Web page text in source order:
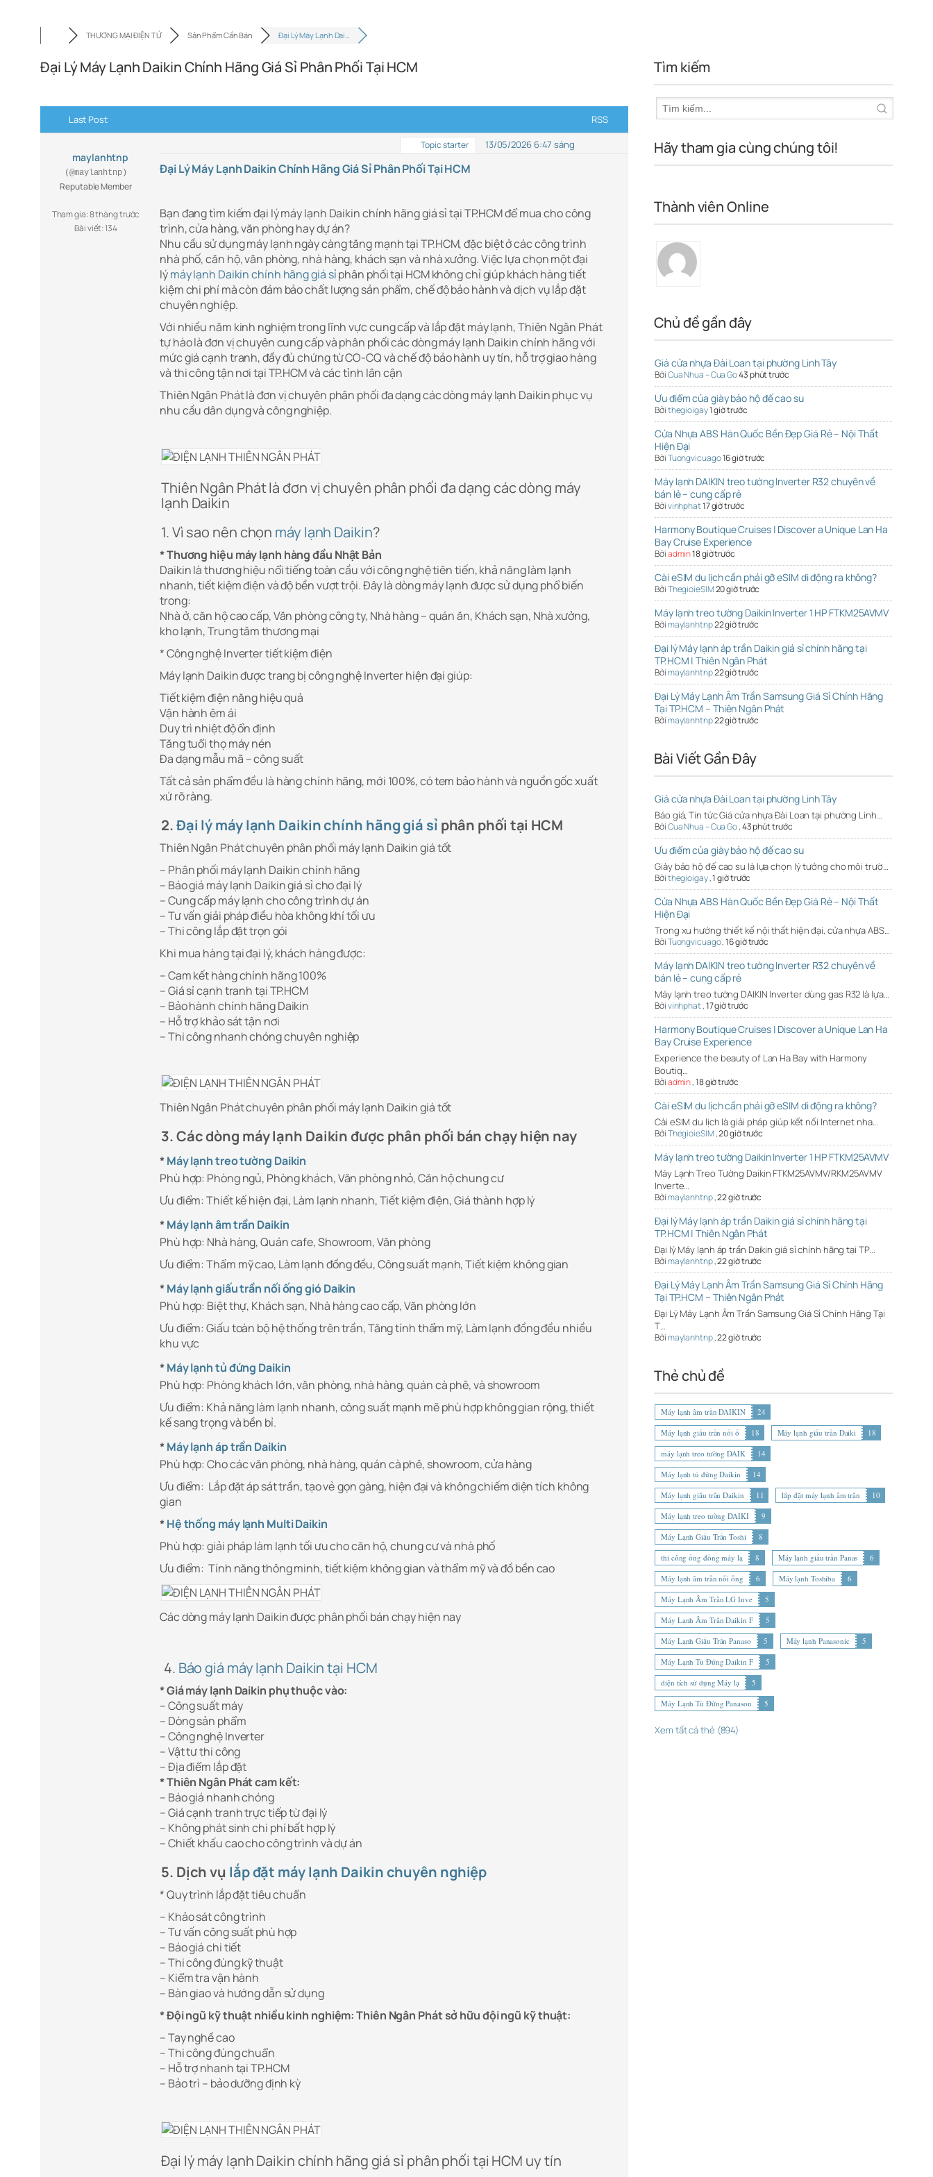
THƯƠNG MẠI ĐIỆN TỬ Sản Phẩm Cần Bán Đại Lý Máy Lạnh Dai…
Đại Lý Máy Lạnh Daikin Chính Hãng Giá Sỉ Phân Phối Tại HCM
Last Post RSS
maylanhtnp
(@maylanhtnp)
Reputable Member
Tham gia: 8 tháng trước
Bài viết: 134
Topic starter 13/05/2026 6:47 sáng
Đại Lý Máy Lạnh Daikin Chính Hãng Giá Sỉ Phân Phối Tại HCM
Bạn đang tìm kiếm đại lý máy lạnh Daikin chính hãng giá sỉ tại TP.HCM để mua cho công
trình, cửa hàng, văn phòng hay dự án?
Nhu cầu sử dụng máy lạnh ngày càng tăng mạnh tại TP.HCM, đặc biệt ở các công trình
nhà phố, căn hộ, văn phòng, nhà hàng, khách sạn và nhà xưởng. Việc lựa chọn một đại
lýmáy lạnh Daikin chính hãng giá sỉphân phối tại HCM không chỉ giúp khách hàng tiết
kiệm chi phí mà còn đảm bảo chất lượng sản phẩm, chế độ bảo hành và dịch vụ lắp đặt
chuyên nghiệp.
Với nhiều năm kinh nghiệm trong lĩnh vực cung cấp và lắp đặt máy lạnh, Thiên Ngân Phát
tự hào là đơn vị chuyên cung cấp và phân phối các dòng máy lạnh Daikin chính hãng với
mức giá cạnh tranh, đầy đủ chứng từ CO-CQ và chế độ bảo hành uy tín, hỗ trợ giao hàng
và thi công tận nơi tại TP.HCM và các tỉnh lân cận
Thiên Ngân Phát là đơn vị chuyên phân phối đa dạng các dòng máy lạnh Daikin phục vụ
nhu cầu dân dụng và công nghiệp.
Thiên Ngân Phát là đơn vị chuyên phân phối đa dạng các dòng máy
lạnh Daikin
1. Vì sao nên chọn máy lạnh Daikin?
* Thương hiệu máy lạnh hàng đầu Nhật Bản
Daikin là thương hiệu nổi tiếng toàn cầu với công nghệ tiên tiến, khả năng làm lạnh
nhanh, tiết kiệm điện và độ bền vượt trội. Đây là dòng máy lạnh được sử dụng phổ biến
trong:
Nhà ở, căn hộ cao cấp, Văn phòng công ty, Nhà hàng – quán ăn, Khách sạn, Nhà xưởng,
kho lạnh, Trung tâm thương mại
* Công nghệ Inverter tiết kiệm điện
Máy lạnh Daikin được trang bị công nghệ Inverter hiện đại giúp:
Tiết kiệm điện năng hiệu quả
Vận hành êm ái
Duy trì nhiệt độ ổn định
Tăng tuổi thọ máy nén
Đa dạng mẫu mã – công suất
Tất cả sản phẩm đều là hàng chính hãng, mới 100%, có tem bảo hành và nguồn gốc xuất
xứ rõ ràng.
2.Đại lý máy lạnh Daikin chính hãng giá sỉ phân phối tại HCM
Thiên Ngân Phát chuyên phân phối máy lạnh Daikin giá tốt
– Phân phối máy lạnh Daikin chính hãng
– Báo giá máy lạnh Daikin giá sỉ cho đại lý
– Cung cấp máy lạnh cho công trình dự án
– Tư vấn giải pháp điều hòa không khí tối ưu
– Thi công lắp đặt trọn gói
Khi mua hàng tại đại lý, khách hàng được:
– Cam kết hàng chính hãng 100%
– Giá sỉ cạnh tranh tại TP.HCM
– Bảo hành chính hãng Daikin
– Hỗ trợ khảo sát tận nơi
– Thi công nhanh chóng chuyên nghiệp
Thiên Ngân Phát chuyên phân phối máy lạnh Daikin giá tốt
3. Các dòng máy lạnh Daikin được phân phối bán chạy hiện nay
*Máy lạnh treo tường Daikin
Phù hợp: Phòng ngủ, Phòng khách, Văn phòng nhỏ, Căn hộ chung cư
Ưu điểm: Thiết kế hiện đại, Làm lạnh nhanh, Tiết kiệm điện, Giá thành hợp lý
*Máy lạnh âm trần Daikin
Phù hợp: Nhà hàng, Quán cafe, Showroom, Văn phòng
Ưu điểm: Thẩm mỹ cao, Làm lạnh đồng đều, Công suất mạnh, Tiết kiệm không gian
*Máy lạnh giấu trần nối ống gió Daikin
Phù hợp: Biệt thự, Khách sạn, Nhà hàng cao cấp, Văn phòng lớn
Ưu điểm: Giấu toàn bộ hệ thống trên trần, Tăng tính thẩm mỹ, Làm lạnh đồng đều nhiều
khu vực
*Máy lạnh tủ đứng Daikin
Phù hợp: Phòng khách lớn, văn phòng, nhà hàng, quán cà phê, và showroom
Ưu điểm: Khả năng làm lạnh nhanh, công suất mạnh mẽ phù hợp không gian rộng, thiết
kế sang trọng và bền bỉ.
*Máy lạnh áp trần Daikin
Phù hợp: Cho các văn phòng, nhà hàng, quán cà phê, showroom, cửa hàng
Ưu điểm: Lắp đặt áp sát trần, tạo vẻ gọn gàng, hiện đại và không chiếm diện tích không
gian
*Hệ thống máy lạnh Multi Daikin
Phù hợp: giải pháp làm lạnh tối ưu cho căn hộ, chung cư và nhà phố
Ưu điểm: Tính năng thông minh, tiết kiệm không gian và thẩm mỹ và đồ bền cao
Các dòng máy lạnh Daikin được phân phối bán chạy hiện nay
4. Báo giá máy lạnh Daikin tại HCM
* Giá máy lạnh Daikin phụ thuộc vào:
– Công suất máy
– Dòng sản phẩm
– Công nghệ Inverter
– Vật tư thi công
– Địa điểm lắp đặt
* Thiên Ngân Phát cam kết:
– Báo giá nhanh chóng
– Giá cạnh tranh trực tiếp từ đại lý
– Không phát sinh chi phí bất hợp lý
– Chiết khấu cao cho công trình và dự án
5. Dịch vụ lắp đặt máy lạnh Daikin chuyên nghiệp
* Quy trình lắp đặt tiêu chuẩn
– Khảo sát công trình
– Tư vấn công suất phù hợp
– Báo giá chi tiết
– Thi công đúng kỹ thuật
– Kiểm tra vận hành
– Bàn giao và hướng dẫn sử dụng
* Đội ngũ kỹ thuật nhiều kinh nghiệm: Thiên Ngân Phát sở hữu đội ngũ kỹ thuật:
– Tay nghề cao
– Thi công đúng chuẩn
– Hỗ trợ nhanh tại TP.HCM
– Bảo trì – bảo dưỡng định kỳ
Đại lý máy lạnh Daikin chính hãng giá sỉ phân phối tại HCM uy tín
Tìm kiếm
Hãy tham gia cùng chúng tôi!
Thành viên Online
Chủ đề gần đây
Giá cửa nhựa Đài Loan tại phường Linh Tây
BởiCua Nhua – Cua Go43 phút trước
Ưu điểm của giày bảo hộ đế cao su
Bởithegioigay1 giờ trước
Cửa Nhựa ABS Hàn Quốc Bền Đẹp Giá Rẻ – Nội Thất
Hiện Đại
BởiTuongvicuago16 giờ trước
Máy lạnh DAIKIN treo tường Inverter R32 chuyên về
bán lẻ – cung cấp rẻ
Bởivinhphat17 giờ trước
Harmony Boutique Cruises | Discover a Unique Lan Ha
Bay Cruise Experience
Bởiadmin18 giờ trước
Cài eSIM du lịch cần phải gỡ eSIM di động ra không?
BởiThegioieSIM20 giờ trước
Máy lạnh treo tường Daikin Inverter 1 HP FTKM25AVMV
Bởimaylanhtnp22 giờ trước
Đại lý Máy lạnh áp trần Daikin giá sỉ chính hãng tại
TP.HCM | Thiên Ngân Phát
Bởimaylanhtnp22 giờ trước
Đại Lý Máy Lạnh Âm Trần Samsung Giá Sỉ Chính Hãng
Tại TP.HCM – Thiên Ngân Phát
Bởimaylanhtnp22 giờ trước
Bài Viết Gần Đây
Giá cửa nhựa Đài Loan tại phường Linh Tây
Báo giá, Tin tức Giá cửa nhựa Đài Loan tại phường Linh…
BởiCua Nhua – Cua Go,43 phút trước
Ưu điểm của giày bảo hộ đế cao su
Giày bảo hộ đế cao su là lựa chọn lý tưởng cho môi trườ…
Bởithegioigay,1 giờ trước
Cửa Nhựa ABS Hàn Quốc Bền Đẹp Giá Rẻ – Nội Thất
Hiện Đại
Trong xu hướng thiết kế nội thất hiện đại, cửa nhựa ABS…
BởiTuongvicuago,16 giờ trước
Máy lạnh DAIKIN treo tường Inverter R32 chuyên về
bán lẻ – cung cấp rẻ
Máy lạnh treo tường DAIKIN Inverter dùng gas R32 là lựa…
Bởivinhphat,17 giờ trước
Harmony Boutique Cruises | Discover a Unique Lan Ha
Bay Cruise Experience
Experience the beauty of Lan Ha Bay with Harmony
Boutiq…
Bởiadmin,18 giờ trước
Cài eSIM du lịch cần phải gỡ eSIM di động ra không?
Cài eSIM du lịch là giải pháp giúp kết nối Internet nha…
BởiThegioieSIM,20 giờ trước
Máy lạnh treo tường Daikin Inverter 1 HP FTKM25AVMV
Máy Lạnh Treo Tường Daikin FTKM25AVMV/RKM25AVMV
Inverte…
Bởimaylanhtnp,22 giờ trước
Đại lý Máy lạnh áp trần Daikin giá sỉ chính hãng tại
TP.HCM | Thiên Ngân Phát
Đại lý Máy lạnh áp trần Daikin giá sỉ chính hãng tại TP…
Bởimaylanhtnp,22 giờ trước
Đại Lý Máy Lạnh Âm Trần Samsung Giá Sỉ Chính Hãng
Tại TP.HCM – Thiên Ngân Phát
Đại Lý Máy Lạnh Âm Trần Samsung Giá Sỉ Chính Hãng Tại
T…
Bởimaylanhtnp,22 giờ trước
Thẻ chủ đề
Máy lạnh âm trần DAIKIN
24
Máy lạnh giấu trần nối ố
18 Máy lạnh giấu trần Daiki
18
máy lạnh treo tường DAIK
14
Máy lạnh tủ đứng Daikin
14
Máy lạnh giấu trần Daikin
11 lắp đặt máy lạnh âm trần
10
Máy lạnh treo tường DAIKI
9
Máy Lạnh Giấu Trần Toshi
8
thi công ống đồng máy lạ
8 Máy lạnh giấu trần Panas
6
Máy lạnh âm trần nối ống
6 Máy lạnh Toshiba
6
Máy Lạnh Âm Trần LG Inve
5
Máy Lạnh Âm Trần Daikin F
5
Máy Lạnh Giấu Trần Panaso
5 Máy lạnh Panasonic
5
Máy Lạnh Tủ Đứng Daikin F
5
diện tích sử dụng Máy lạ
5
Máy Lạnh Tủ Đứng Panason
5
Xem tất cả thẻ (894)